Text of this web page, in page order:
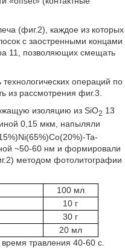
(фиг.2), каждое из которых
с заостренными концами
11, позволяющих смещать
операций по
из рассмотрения фиг.3.
изоляцию из SiO2 13
0,15 мкм, напыляли
Ta-
~50-60 нм и формировали
методом фотолитографии
100 мл
10 г
30 г
20 мл
травления 40-60 с.